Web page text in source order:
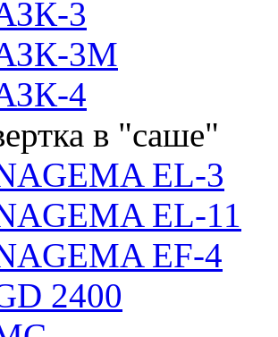
3
3М
4
в "саше"
EL-3
EL-11
EF-4
2400